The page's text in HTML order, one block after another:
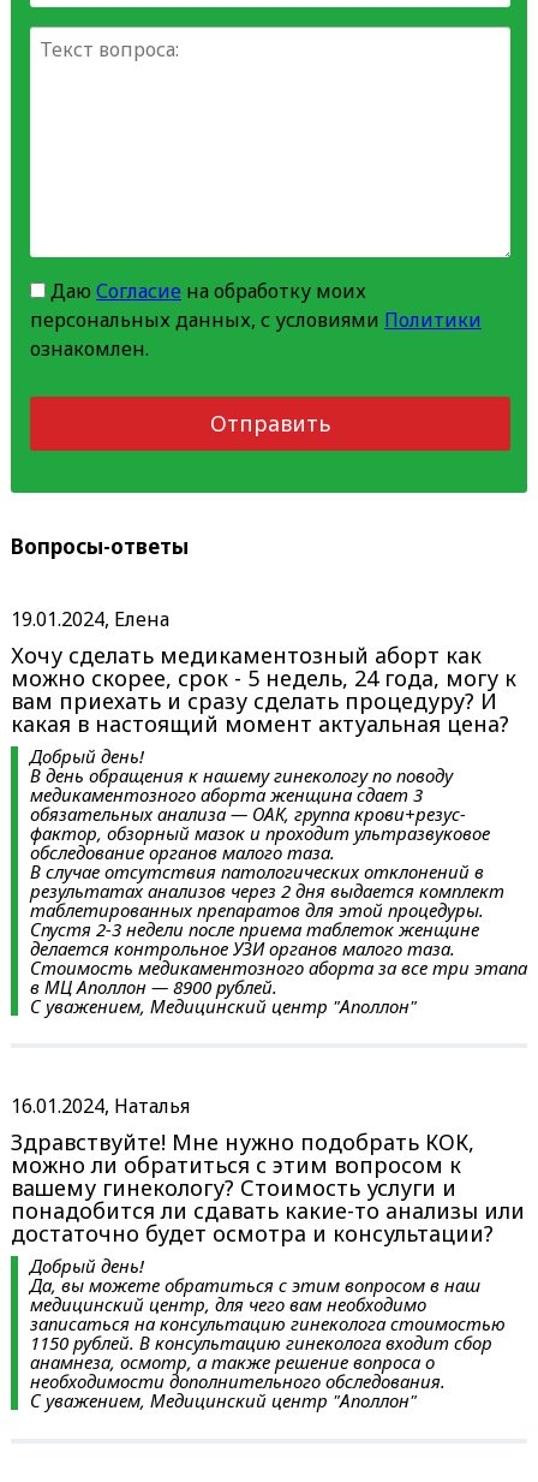
Даю Согласиена обработку моих
персональных данных, с условиями Политики
ознакомлен.
Отправить
Вопросы-ответы
19.01.2024, Елена
Хочу сделать медикаментозный аборт как
можно скорее, срок - 5 недель, 24 года, могу к
вам приехать и сразу сделать процедуру? И
какая в настоящий момент актуальная цена?
Добрый день!
В день обращения к нашему гинекологу по поводу
медикаментозного аборта женщина сдает 3
обязательных анализа — ОАК, группа крови+резус-
фактор, обзорный мазок и проходит ультразвуковое
обследование органов малого таза.
В случае отсутствия патологических отклонений в
результатах анализов через 2 дня выдается комплект
таблетированных препаратов для этой процедуры.
Спустя 2-3 недели после приема таблеток женщине
делается контрольное УЗИ органов малого таза.
Стоимость медикаментозного аборта за все три этапа
в МЦ Аполлон — 8900 рублей.
С уважением, Медицинский центр "Аполлон"
16.01.2024, Наталья
Здравствуйте! Мне нужно подобрать КОК,
можно ли обратиться с этим вопросом к
вашему гинекологу? Стоимость услуги и
понадобится ли сдавать какие-то анализы или
достаточно будет осмотра и консультации?
Добрый день!
Да, вы можете обратиться с этим вопросом в наш
медицинский центр, для чего вам необходимо
записаться на консультацию гинеколога стоимостью
1150 рублей. В консультацию гинеколога входит сбор
анамнеза, осмотр, а также решение вопроса о
необходимости дополнительного обследования.
С уважением, Медицинский центр "Аполлон"